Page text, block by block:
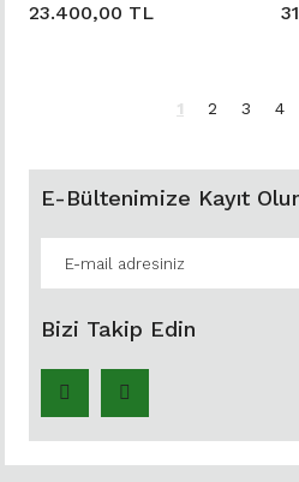
23.400,00 TL
1 2 3 4
E-Bültenimize Kayıt
Bizi Takip Edin